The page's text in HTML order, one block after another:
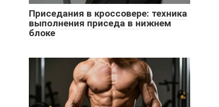
Приседания в кроссовере: техника
выполнения приседа в нижнем
блоке